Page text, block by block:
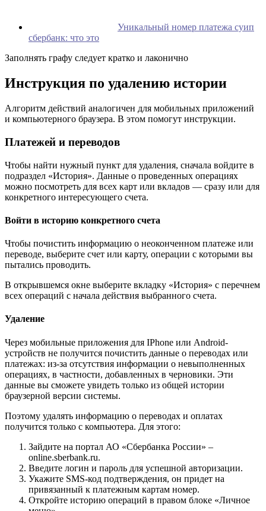
Уникальный номер платежа суип
сбербанк: что это
Заполнять графу следует кратко и лаконично
Инструкция по удалению истории
Алгоритм действий аналогичен для мобильных приложений
и компьютерного браузера. В этом помогут инструкции.
Платежей и переводов
Чтобы найти нужный пункт для удаления, сначала войдите в
подраздел «История». Данные о проведенных операциях
можно посмотреть для всех карт или вкладов — сразу или для
конкретного интересующего счета.
Войти в историю конкретного счета
Чтобы почистить информацию о неоконченном платеже или
переводе, выберите счет или карту, операции с которыми вы
пытались проводить.
В открывшемся окне выберите вкладку «История» с перечнем
всех операций с начала действия выбранного счета.
Удаление
Через мобильные приложения для IPhone или Android-
устройств не получится почистить данные о переводах или
платежах: из-за отсутствия информации о невыполненных
операциях, в частности, добавленных в черновики. Эти
данные вы сможете увидеть только из общей истории
браузерной версии системы.
Поэтому удалять информацию о переводах и оплатах
получится только с компьютера. Для этого:
Зайдите на портал АО «Сбербанка России» –
online.sberbank.ru.
Введите логин и пароль для успешной авторизации.
Укажите SMS-код подтверждения, он придет на
привязанный к платежным картам номер.
Откройте историю операций в правом блоке «Личное